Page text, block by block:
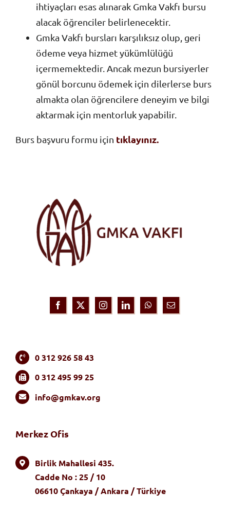
ihtiyaçları esas alınarak Gmka Vakfı bursu
alacak öğrenciler belirlenecektir.
Gmka Vakfı bursları karşılıksız olup, geri
ödeme veya hizmet yükümlülüğü
içermemektedir. Ancak mezun bursiyerler
gönül borcunu ödemek için dilerlerse burs
almakta olan öğrencilere deneyim ve bilgi
aktarmak için mentorluk yapabilir.
Burs başvuru formu için tıklayınız.
0 312 926 58 43
0 312 495 99 25
info@gmkav.org
Merkez Ofis
Birlik Mahallesi 435.
Cadde No : 25 / 10
06610 Çankaya / Ankara / Türkiye